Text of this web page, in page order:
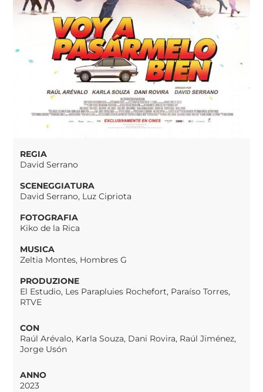
REGIA
David Serrano
SCENEGGIATURA
David Serrano, Luz Cipriota
FOTOGRAFIA
Kiko de la Rica
MUSICA
Zeltia Montes, Hombres G
PRODUZIONE
El Estudio, Les Parapluies Rochefort, Paraíso Torres,
RTVE
CON
Raúl Arévalo, Karla Souza, Dani Rovira, Raúl Jiménez,
Jorge Usón
ANNO
2023